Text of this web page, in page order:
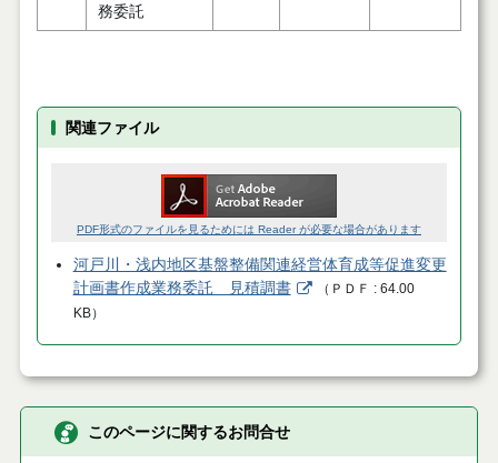
務委託
関連ファイル
PDF形式のファイルを見るためには Reader が必要な場合があります
河戸川・浅内地区基盤整備関連経営体育成等促進変更
計画書作成業務委託 見積調書
（ ＰＤＦ
64.00
KB）
このページに関するお問合せ